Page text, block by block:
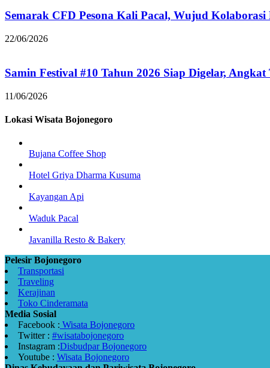
Semarak CFD Pesona Kali Pacal, Wujud
22/06/2026
Samin Festival #10 Tahun 2026 Siap Digelar,
11/06/2026
Lokasi Wisata Bojonegoro
Bujana Coffee Shop
Hotel Griya Dharma Kusuma
Kayangan Api
Waduk Pacal
Javanilla Resto & Bakery
Pelesir Bojonegoro
Transportasi
Traveling
Kerajinan
Toko Cinderamata
Media Sosial
Facebook : Wisata Bojonegoro
Twitter : #wisatabojonegoro
Instagram :Disbudpar Bojonegoro
Youtube : Wisata Bojonegoro